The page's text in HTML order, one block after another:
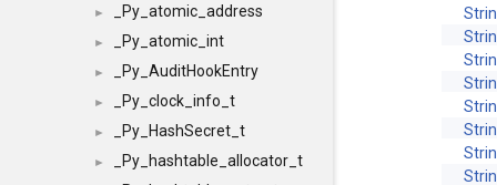
► _Py_atomic_address
► _Py_atomic_int
► _Py_AuditHookEntry
► _Py_clock_info_t
► _Py_HashSecret_t
► _Py_hashtable_allocator_t